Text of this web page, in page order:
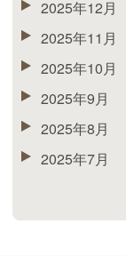
2025年12月
2025年11月
2025年10月
2025年9月
2025年8月
2025年7月